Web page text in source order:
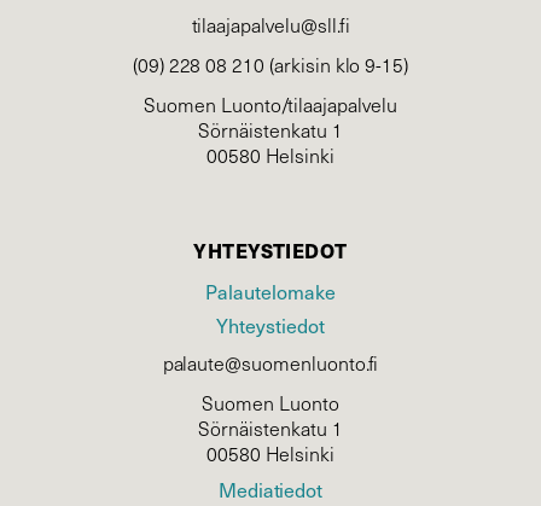
tilaajapalvelu@sll.fi
(09) 228 08 210 (arkisin klo 9-15)
Suomen Luonto/tilaajapalvelu
Sörnäistenkatu 1
00580 Helsinki
YHTEYSTIEDOT
Palautelomake
Yhteystiedot
palaute@suomenluonto.fi
Suomen Luonto
Sörnäistenkatu 1
00580 Helsinki
Mediatiedot